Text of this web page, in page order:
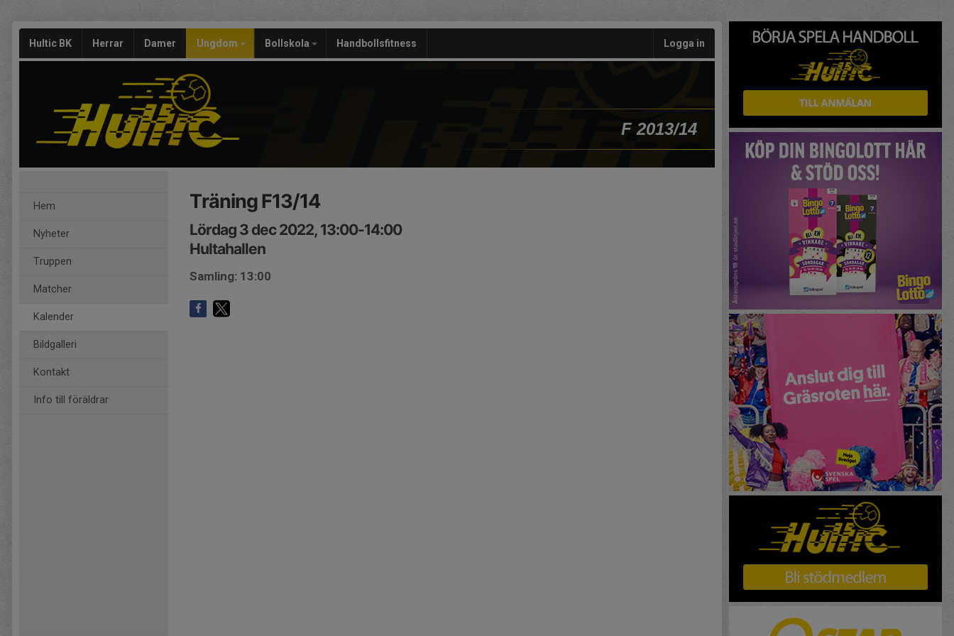
Hultic BK Herrar Damer Ungdom Bollskola Handbollsfitness Logga in
F 2013/14
Hem
Nyheter
Truppen
Matcher
Kalender
Bildgalleri
Kontakt
Info till föräldrar
Träning F13/14
Lördag 3 dec 2022, 13:00-14:00
Hultahallen
Samling: 13:00